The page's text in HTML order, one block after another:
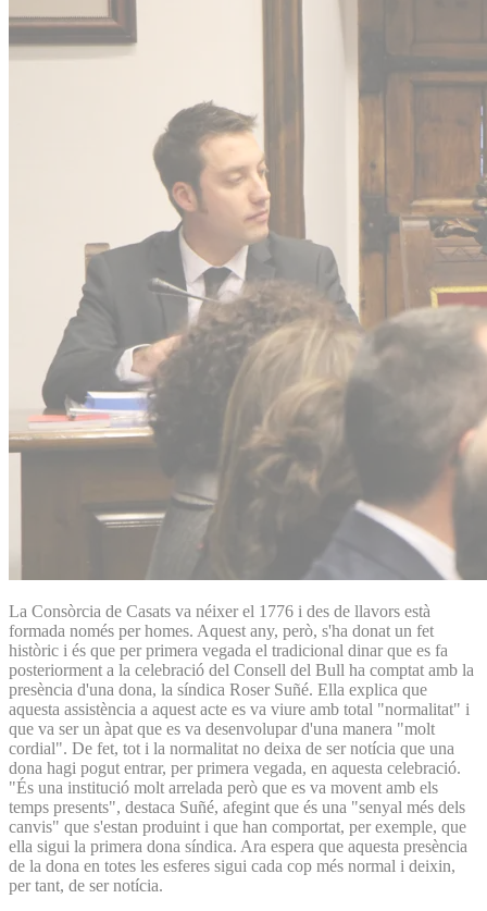
La Consòrcia de Casats va néixer el 1776 i des de llavors està
formada només per homes. Aquest any, però, s'ha donat un fet
històric i és que per primera vegada el tradicional dinar que es fa
posteriorment a la celebració del Consell del Bull ha comptat amb la
presència d'una dona, la síndica Roser Suñé. Ella explica que
aquesta assistència a aquest acte es va viure amb total "normalitat" i
que va ser un àpat que es va desenvolupar d'una manera "molt
cordial". De fet, tot i la normalitat no deixa de ser notícia que una
dona hagi pogut entrar, per primera vegada, en aquesta celebració.
"És una institució molt arrelada però que es va movent amb els
temps presents", destaca Suñé, afegint que és una "senyal més dels
canvis" que s'estan produint i que han comportat, per exemple, que
ella sigui la primera dona síndica. Ara espera que aquesta presència
de la dona en totes les esferes sigui cada cop més normal i deixin,
per tant, de ser notícia.